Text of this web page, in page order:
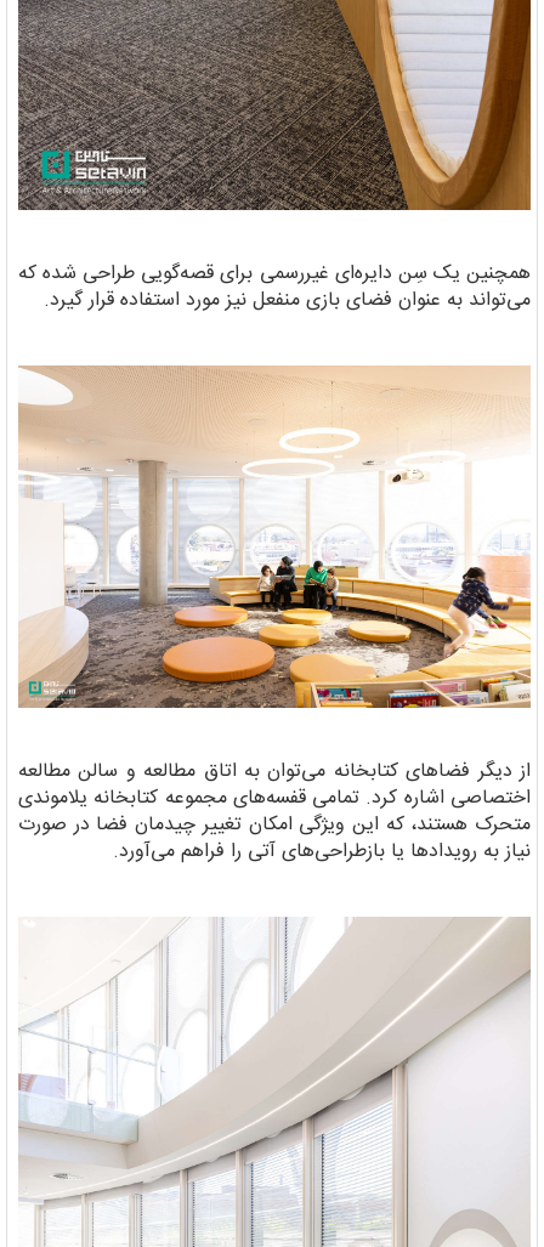
همچنین یک سِن دایره‌ای غیررسمی برای قصه‌گویی طراحی شده که
می‌تواند به عنوان فضای بازی منفعل نیز مورد استفاده قرار گیرد.
از دیگر فضاهای کتابخانه می‌توان به اتاق مطالعه و سالن مطالعه
اختصاصی اشاره کرد. تمامی قفسه‌های مجموعه کتابخانه یلاموندی
متحرک هستند، که این ویژگی امکان تغییر چیدمان فضا در صورت
نیاز به رویدادها یا بازطراحی‌های آتی را فراهم می‌آورد.